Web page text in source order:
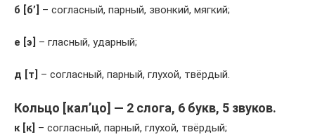
б [б’] – согласный, парный, звонкий, мягкий;
е [э] – гласный, ударный;
д [т] – согласный, парный, глухой, твёрдый.
Кольцо [кал’цо] — 2 слога, 6 букв, 5 звуков.
к [к] – согласный, парный, глухой, твёрдый;